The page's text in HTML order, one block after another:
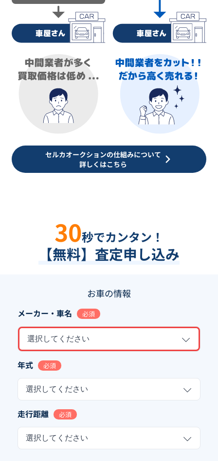
セルカオークションの仕組みについて
詳しくはこちら
30秒でカンタン！
【無料】査定申し込み
お車の情報
メーカー・車名 必須
選択してください
年式 必須
選択してください
走行距離 必須
選択してください